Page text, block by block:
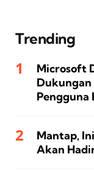
Trending
Microsoft
Dukungan
Pengguna
Mantap,
Akan